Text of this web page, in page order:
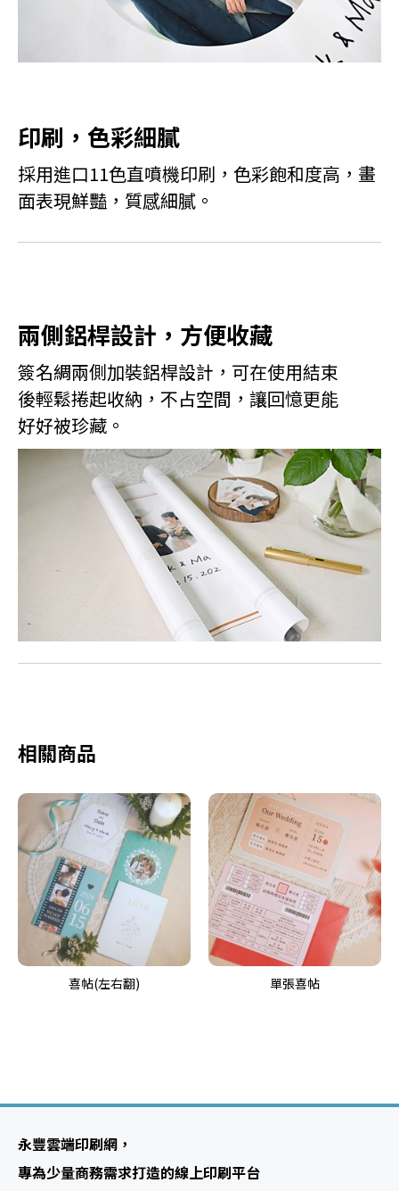
印刷，色彩細膩
採用進口11色直噴機印刷，色彩飽和度高，畫
面表現鮮豔，質感細膩。
兩側鋁桿設計，方便收藏
簽名綢兩側加裝鋁桿設計，可在使用結束
後輕鬆捲起收納，不占空間，讓回憶更能
好好被珍藏。
相關商品
喜帖(左右翻) 單張喜帖
永豐雲端印刷網，
專為少量商務需求打造的線上印刷平台